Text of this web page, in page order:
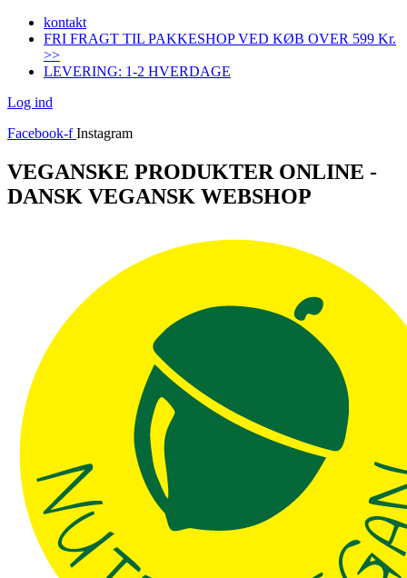
Videre
indhold
kontakt
FRI FRAGT TIL PAKKESHOP VED KØB OVER 599 Kr.
>>
LEVERING: 1-2 HVERDAGE
Log ind
Facebook-f Instagram
VEGANSKE PRODUKTER ONLINE -
DANSK VEGANSK WEBSHOP